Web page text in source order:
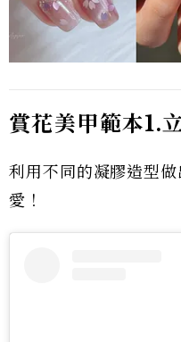
賞花美甲範本1.
利用不同的凝膠造型
愛！